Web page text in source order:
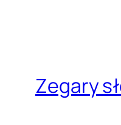
Zegary